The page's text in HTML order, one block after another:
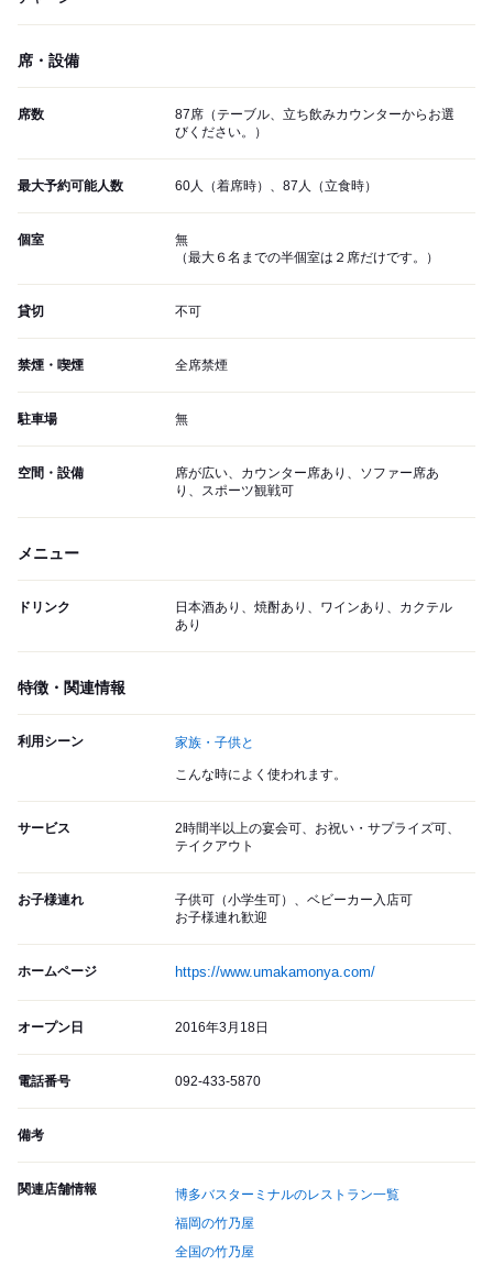
席・設備
席数
87席（テーブル、立ち飲みカウンターからお選
びください。）
最大予約可能人数 60人（着席時）、87人（立食時）
個室
無
（最大６名までの半個室は２席だけです。）
貸切 不可
禁煙・喫煙 全席禁煙
駐車場 無
空間・設備
席が広い、カウンター席あり、ソファー席あ
り、スポーツ観戦可
メニュー
ドリンク
日本酒あり、焼酎あり、ワインあり、カクテル
あり
特徴・関連情報
利用シーン 家族・子供と
こんな時によく使われます。
サービス
2時間半以上の宴会可、お祝い・サプライズ可、
テイクアウト
お子様連れ
子供可（小学生可）、ベビーカー入店可
お子様連れ歓迎
ホームページ https://www.umakamonya.com/
オープン日 2016年3月18日
電話番号 092-433-5870
備考
関連店舗情報
博多バスターミナルのレストラン一覧
福岡の竹乃屋
全国の竹乃屋